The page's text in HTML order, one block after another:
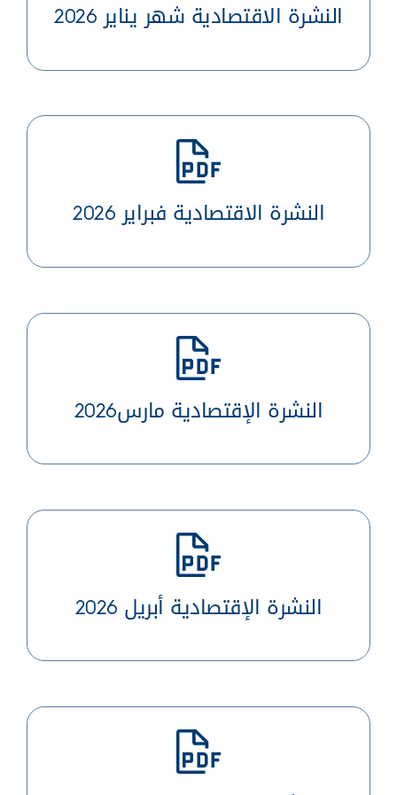
النشرة الاقتصادية شهر يناير 2026
النشرة الاقتصادية فبراير 2026
النشرة الإقتصادية مارس2026
النشرة الإقتصادية أبريل 2026